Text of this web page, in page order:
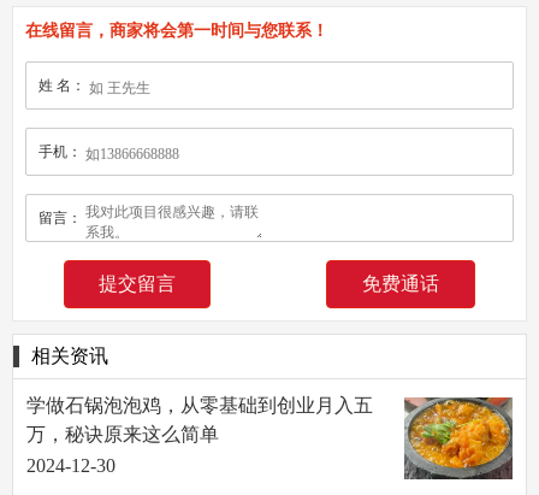
在线留言，商家将会第一时间与您联系！
姓 名：
手机：
留言：
免费通话
相关资讯
学做石锅泡泡鸡，从零基础到创业月入五
万，秘诀原来这么简单
2024-12-30